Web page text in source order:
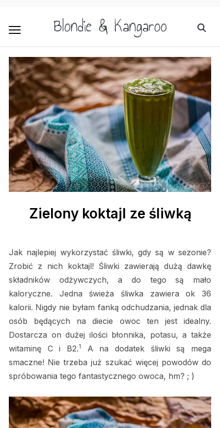
Blondie & Kangaroo
Zielony koktajl ze śliwką
Jak najlepiej wykorzystać śliwki, gdy są w sezonie?
Zrobić z nich koktajl! Śliwki zawierają dużą dawkę
składników odżywczych, a do tego są mało
kaloryczne. Jedna świeża śliwka zawiera ok 36
kalorii. Nigdy nie byłam fanką odchudzania, jednak dla
osób będących na diecie owoc ten jest idealny.
Dostarcza on dużej ilości błonnika, potasu, a także
witaminę C i B2.1
A na dodatek śliwki są mega
smaczne! Nie trzeba już szukać więcej powodów do
spróbowania tego fantastycznego owoca, hm? ; )